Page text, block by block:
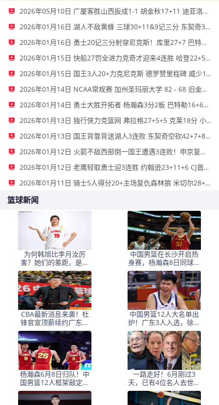
2026年05月10日 广厦客胜山西扳成1-1 胡金秋17+11 迪亚洛关键上篮不中
2026年01月16日 湖人不敌黄蜂 三球30+11&9记三分 东契奇39分 詹姆斯29+9+6
2026年01月16日 勇士20记三分射穿尼克斯！库里27+7 巴特勒32+8 穆迪三分9中7
2026年01月15日 快船27罚全进力克奇才迎来4连胜 哈登22+5+8 伦纳德33分4断
2026年01月15日 国王3人20+力克尼克斯 德罗赞里程碑 威少11助 布伦森伤退
2026年01月14日 NCAA常规赛 加州圣玛丽大学 82 - 68 旧金山大学 全场集锦
2026年01月14日 勇士大胜开拓者 杨瀚森3分2板 巴特勒16+6+5 库里9中2送11助
2026年01月13日 独行侠力克篮网 弗拉格27+5+5 克莱18分 小波特28+9
2026年01月13日 国王背靠背送湖人3连败 东契奇空砍42+7+8+4断 威少22+5+7
2026年01月12日 火箭不敌西部倒一国王遭遇3连败！申京复出19+9 阿门31+13+6
2026年01月12日 老鹰轻取勇士迎3连胜 约翰逊23+11+6 CJ首秀12分 库里31+5
2026年01月11日 骑士5人得分20+主场复仇森林狼 米切尔28+8 爱德华兹25+5
篮球新闻
为何韩旭比李月汝厉
害？她们的差距，是张
子宇选秀顺位暴跌的原
因
中国男篮在长沙开启热
身赛，杨瀚森8日同球队
会合
CBA最新消息来袭！杜
锋官宣顶薪续约广东男
篮，杨鸣婉拒执教北控
中国男篮12人大名单出
炉！广东3人入选，徐昕
国家队首秀，胡明轩轮
休
杨瀚森6月8日归队！中
国男篮12人框架敲定，
锋线王牌竟是他？
一路走好！6月刚过3
天，已有4位名人去世，
姚明等人发文悼念